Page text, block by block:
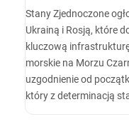
Stany Zjednoczone
Ukrainą i Rosją, które
kluczową
morskie na Morzu
uzgodnienie od
który z determinacją